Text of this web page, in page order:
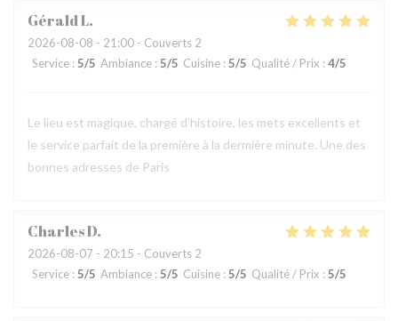
GéraldL
2026-08-08 - 21:00 - Couverts 2
Service : 5/5 Ambiance : 5/5 Cuisine : 5/5 Qualité / Prix : 4/5
Le lieu est magique, chargé d’histoire, les mets excellents et
le service parfait de la première à la dermière minute. Une des
bonnes adresses de Paris
CharlesD
2026-08-07 - 20:15 - Couverts 2
Service : 5/5 Ambiance : 5/5 Cuisine : 5/5 Qualité / Prix : 5/5